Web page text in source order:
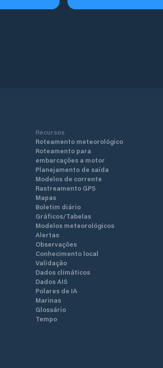
Recursos
Roteamento meteorológico
Roteamento para
embarcações a motor
Planejamento de saída
Modelos de corrente
Rastreamento GPS
Mapas
Boletim diário
Gráficos/Tabelas
Modelos meteorológicos
Alertas
Observações
Conhecimento local
Validação
Dados climáticos
Dados AIS
Polares de IA
Marinas
Glossário
Tempo